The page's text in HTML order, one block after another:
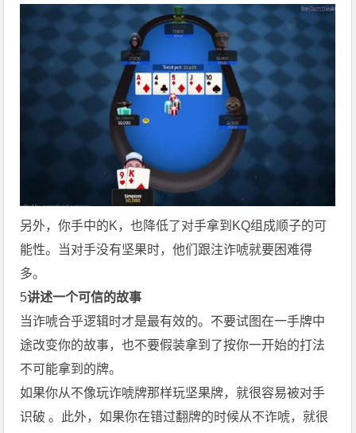
另外，你手中的K，也降低了对手拿到KQ组成顺子的可
能性。当对手没有坚果时，他们跟注诈唬就要困难得
多。
5讲述一个可信的故事
当诈唬合乎逻辑时才是最有效的。不要试图在一手牌中
途改变你的故事，也不要假装拿到了按你一开始的打法
不可能拿到的牌。
如果你从不像玩诈唬牌那样玩坚果牌，就很容易被对手
识破 。此外，如果你在错过翻牌的时候从不诈唬，就很